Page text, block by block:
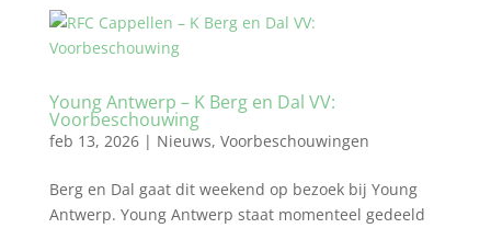
Young Antwerp – K Berg en Dal VV:
Voorbeschouwing
feb 13, 2026| Nieuws, Voorbeschouwingen
Berg en Dal gaat dit weekend op bezoek bij Young
Antwerp. Young Antwerp staat momenteel gedeeld